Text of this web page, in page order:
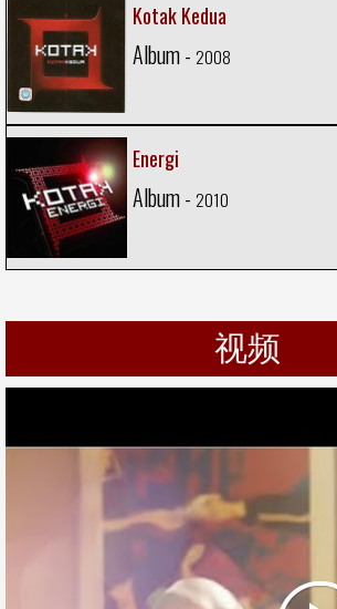
Kotak Kedua
Album - 2008
Energi
Album - 2010
视频